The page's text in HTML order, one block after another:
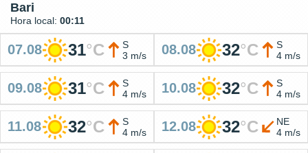
Bari
Hora local: 00:11
07.08 31°C
S
3 m/s
08.08 32°C
S
4 m/s
09.08 31°C
S
4 m/s
10.08 32°C
S
4 m/s
11.08 32°C
S
4 m/s
12.08 32°C
NE
4 m/s